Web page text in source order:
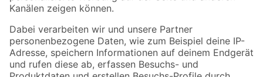
Zahlungsarten Versandarten